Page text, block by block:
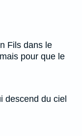
Fils dans le
pour que le
descend du ciel